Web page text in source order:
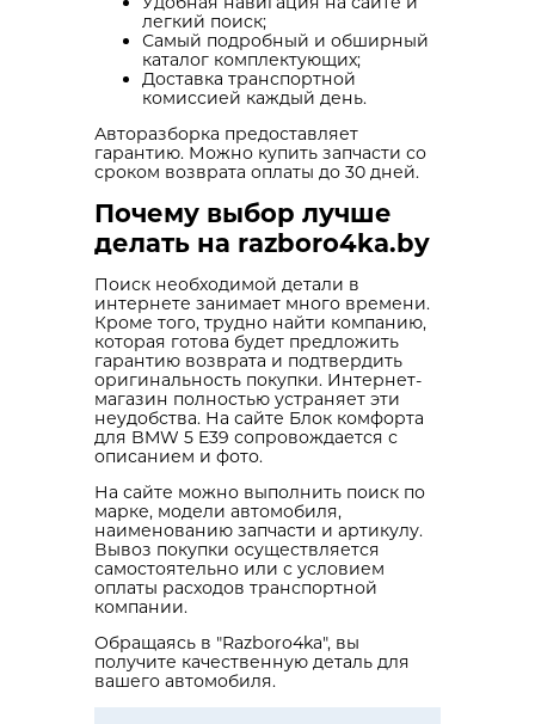
легкий поиск;
Самый подробный и обширный
каталог комплектующих;
Доставка транспортной
комиссией каждый день.
Авторазборка предоставляет
гарантию. Можно купить запчасти со
сроком возврата оплаты до 30 дней.
Почему выбор лучше
делать на razboro4ka.by
Поиск необходимой детали в
интернете занимает много времени.
Кроме того, трудно найти компанию,
которая готова будет предложить
гарантию возврата и подтвердить
оригинальность покупки. Интернет-
магазин полностью устраняет эти
неудобства. На сайте Блок комфорта
для BMW 5 E39 сопровождается с
описанием и фото.
На сайте можно выполнить поиск по
марке, модели автомобиля,
наименованию запчасти и артикулу.
Вывоз покупки осуществляется
самостоятельно или с условием
оплаты расходов транспортной
компании.
Обращаясь в "Razboro4ka", вы
получите качественную деталь для
вашего автомобиля.